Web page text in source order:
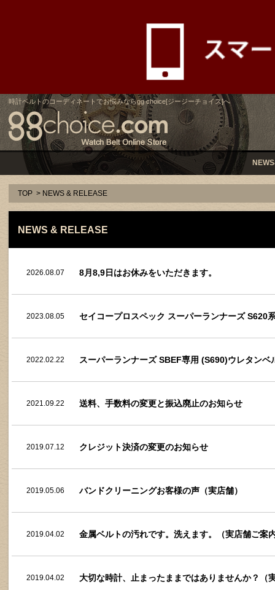
時計ベルトのコーディネートでお悩みならgg choice[ジージーチョイス]へ
TOP > NEWS & RELEASE
NEWS & RELEASE
2026.08.07 8月8,9日はお休みをいただきます。
2023.08.05 セイコープロスペック スーパーランナーズ S620
2022.02.22 スーパーランナーズ SBEF専用 (S690)ウレタン
2021.09.22 送料、手数料の変更と振込廃止のお知らせ
2019.07.12 クレジット決済の変更のお知らせ
2019.05.06 バンドクリーニングお客様の声（実店舗）
2019.04.02 金属ベルトの汚れです。洗えます。（実店舗ご案
2019.04.02 大切な時計、止まったままではありませんか？（